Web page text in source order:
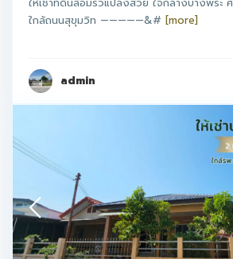
ใกล้ถนนสุขุมวิท —————&# [more]
admin